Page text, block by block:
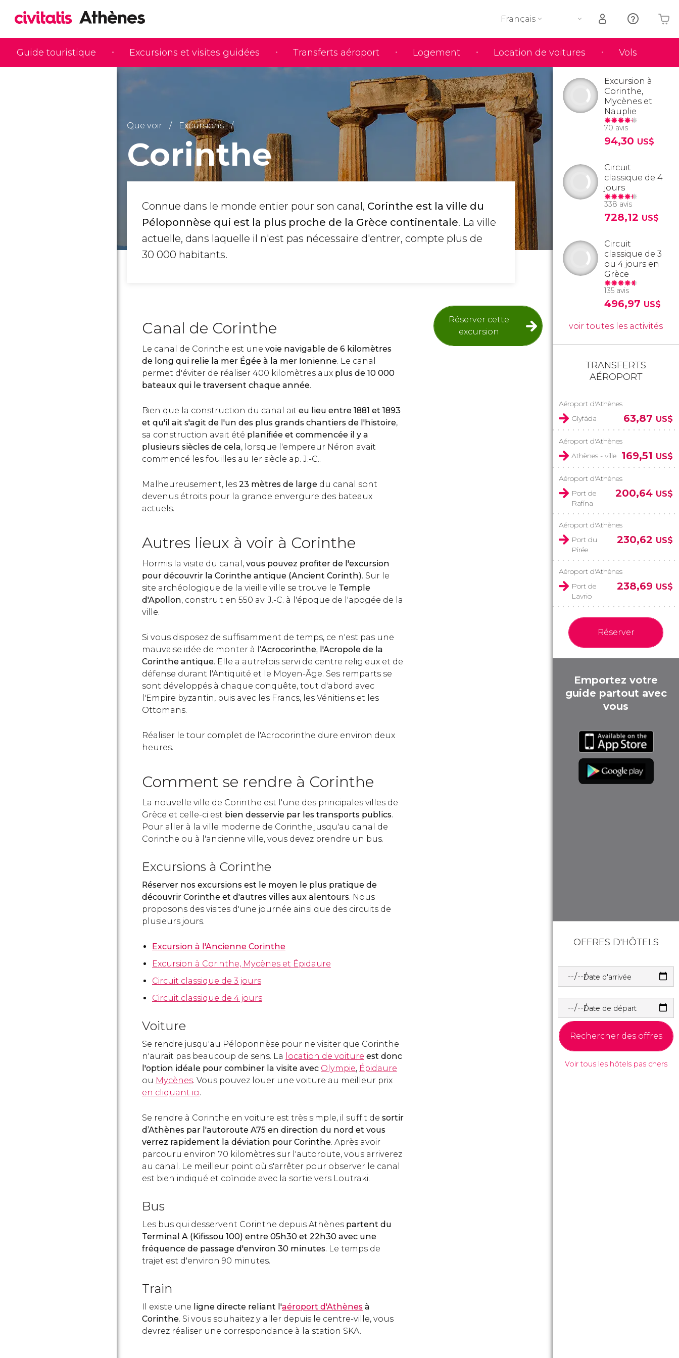
Guide touristique Excursions et visites guidées Transferts aéroport Logement Location de voitures Vols
Français
Votre panier est vide
Que voir Excursions
Corinthe
Connue dans le monde entier pour son canal, Corinthe est la ville du
Péloponnèse qui est la plus proche de la Grèce continentale. La ville
actuelle, dans laquelle il n'est pas nécessaire d'entrer, compte plus de
30 000 habitants.
Réserver cette
excursion
Canal de Corinthe
Le canal de Corinthe est une voie navigable de 6 kilomètres
de long qui relie la mer Égée à la mer Ionienne. Le canal
permet d'éviter de réaliser 400 kilomètres aux plus de 10 000
bateaux qui le traversent chaque année.
Bien que la construction du canal ait eu lieu entre 1881 et 1893
et ​​qu'il ait s'agit de l'un des plus grands chantiers de l'histoire,
sa construction avait été planifiée et commencée il y a
plusieurs siècles de cela, lorsque l'empereur Néron avait
commencé les fouilles au Ier siècle ap. J.-C..
Malheureusement, les 23 mètres de large du canal sont
devenus étroits pour la grande envergure des bateaux
actuels.
Autres lieux à voir à Corinthe
Hormis la visite du canal, vous pouvez profiter de l'excursion
pour découvrir la Corinthe antique (Ancient Corinth). Sur le
site archéologique de la vieille ville se trouve le Temple
d'Apollon, construit en 550 av. J.-C. à l'époque de l'apogée de la
ville.
Si vous disposez de suffisamment de temps, ce n'est pas une
mauvaise idée de monter à l'Acrocorinthe, l'Acropole de la
Corinthe antique. Elle a autrefois servi de centre religieux et de
défense durant l'Antiquité et le Moyen-Âge. Ses remparts se
sont développés à chaque conquête, tout d'abord avec
l'Empire byzantin, puis avec les Francs, les Vénitiens et les
Ottomans.
Réaliser le tour complet de l'Acrocorinthe dure environ deux
heures.
Comment se rendre à Corinthe
La nouvelle ville de Corinthe est l'une des principales villes de
Grèce et celle-ci est bien desservie par les transports publics.
Pour aller à la ville moderne de Corinthe jusqu'au canal de
Corinthe ou à l'ancienne ville, vous devez prendre un bus.
Excursions à Corinthe
Réserver nos excursions est le moyen le plus pratique de
découvrir Corinthe et d'autres villes aux alentours. Nous
proposons des visites d'une journée ainsi que des circuits de
plusieurs jours.
Excursion à l'Ancienne Corinthe
Excursion à Corinthe, Mycènes et Épidaure
Circuit classique de 3 jours
Circuit classique de 4 jours
Voiture
Se rendre jusqu'au Péloponnèse pour ne visiter que Corinthe
n'aurait pas beaucoup de sens. La
location de voiture est donc
l'option idéale pour combiner la visite avec Olympie, Épidaure
ou Mycènes. Vous pouvez louer une voiture au meilleur prix
en cliquant ici.
Se rendre à Corinthe en voiture est très simple, il suffit de sortir
d’Athènes par l'autoroute A75 en direction du nord et vous
verrez rapidement la déviation pour Corinthe. Après avoir
parcouru environ 70 kilomètres sur l'autoroute, vous arriverez
au canal. Le meilleur point où s'arrêter pour observer le canal
est bien indiqué et coïncide avec la sortie vers Loutraki.
Bus
Les bus qui desservent Corinthe depuis Athènes partent du
Terminal A (Kifissou 100) entre 05h30 et 22h30 avec une
fréquence de passage d'environ 30 minutes. Le temps de
trajet est d'environ 90 minutes.
Train
Il existe une ligne directe reliant l'aéroport d'Athènes à
Corinthe. Si vous souhaitez y aller depuis le centre-ville, vous
devrez réaliser une correspondance à la station SKA.
Excursion à
Corinthe,
Mycènes et
Nauplie
70 avis
94,30 US$
Circuit
classique de 4
jours
338 avis
728,12 US$
Circuit
classique de 3
ou 4 jours en
Grèce
135 avis
496,97 US$
voir toutes les activités
TRANSFERTS
AÉROPORT
Aéroport d'Athènes
Glyfáda
63,87 US$
Aéroport d'Athènes
Athènes - ville
169,51 US$
Aéroport d'Athènes
Port de
Rafína
200,64 US$
Aéroport d'Athènes
Port du
Pirée
230,62 US$
Aéroport d'Athènes
Port de
Lavrio
238,69 US$
Réserver
Emportez votre
guide partout avec
vous
OFFRES D'HÔTELS
Date d'arrivée
Date de départ
Rechercher des offres
Voir tous les hôtels pas chers